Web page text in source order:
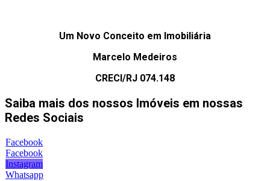
Um Novo Conceito em Imobiliária
Marcelo Medeiros
CRECI/RJ 074.148
Saiba mais dos nossos Imóveis em nossas
Redes Sociais
Facebook
Facebook
Instagram
Whatsapp